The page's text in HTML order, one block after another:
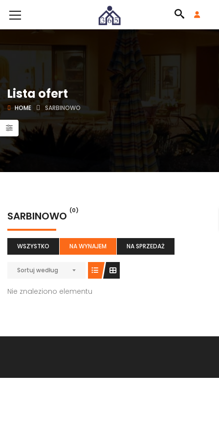
Lista ofert
HOME SARBINOWO
SARBINOWO (0)
WSZYSTKO NA WYNAJEM NA SPRZEDAŻ
Sortuj według
Nie znaleziono elementu